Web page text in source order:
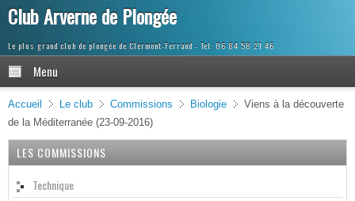
Club Arverne de Plongée
Le plus grand club de plongée de Clermont-Ferrand
Menu
Accueil Le club Commissions Biologie
Viens à la découverte
de la Méditerranée (23-09-2016)
LES COMMISSIONS
Technique